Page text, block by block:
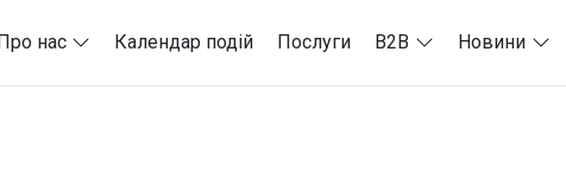
нас Календар подій Послуги B2B Новини